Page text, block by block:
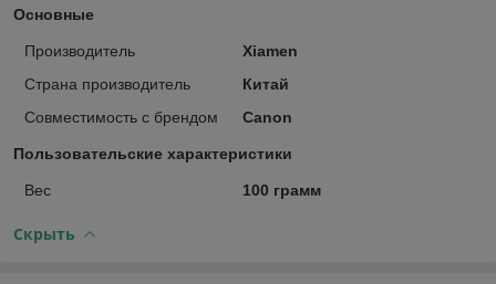
Основные
Производитель
Xiamen
Страна производитель
Китай
Совместимость с брендом
Canon
Пользовательские характеристики
Вес 100 грамм
Скрыть